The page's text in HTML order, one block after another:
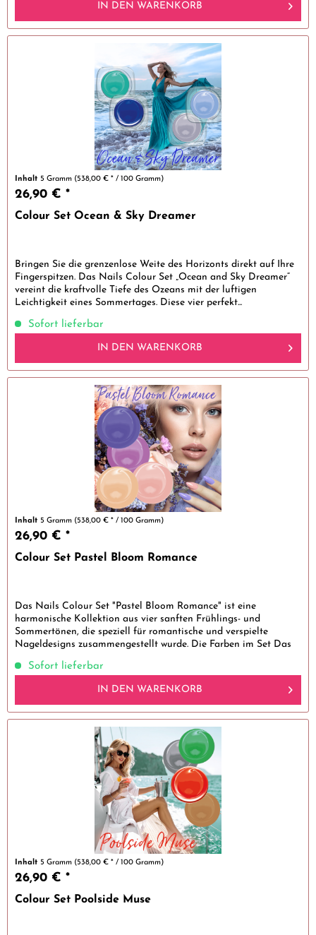
IN DEN WARENKORB
Inhalt 5 Gramm (538,00 € * / 100 Gramm)
26,90 € *
Colour Set Ocean & Sky Dreamer
Bringen Sie die grenzenlose Weite des Horizonts direkt auf Ihre
Fingerspitzen. Das Nails Colour Set „Ocean and Sky Dreamer“
vereint die kraftvolle Tiefe des Ozeans mit der luftigen
Leichtigkeit eines Sommertages. Diese vier perfekt...
Sofort lieferbar
IN DEN WARENKORB
Inhalt 5 Gramm (538,00 € * / 100 Gramm)
26,90 € *
Colour Set Pastel Bloom Romance
Das Nails Colour Set "Pastel Bloom Romance" ist eine
harmonische Kollektion aus vier sanften Frühlings- und
Sommertönen, die speziell für romantische und verspielte
Nageldesigns zusammengestellt wurde. Die Farben im Set Das
Sofort lieferbar
IN DEN WARENKORB
Inhalt 5 Gramm (538,00 € * / 100 Gramm)
26,90 € *
Colour Set Poolside Muse